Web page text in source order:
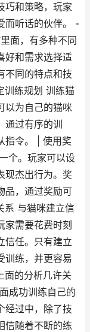
巧和策略，玩家
而听话的伙伴。 -
面，有多种不同
好和需求选择适
不同的特点和技
训练规划 训练猫
以为自己的猫咪
通过有序的训
指令。 | 使用奖
个。玩家可以设
现杰出行为。奖
品，通过奖励可
系 与猫咪建立信
家需要花费时刻
信任。只有建立
训练，并更容易
面的分析几许关
成功训练自己的
经过中，除了技
信随着不断的练